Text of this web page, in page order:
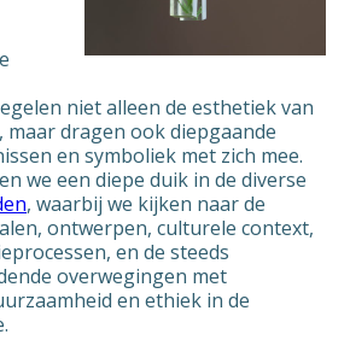
niet alleen de esthetiek van
maar dragen ook diepgaande
en symboliek met zich mee.
we een diepe duik in de diverse
, waarbij we kijken naar de
ontwerpen, culturele context,
en de steeds
overwegingen met
en ethiek in de